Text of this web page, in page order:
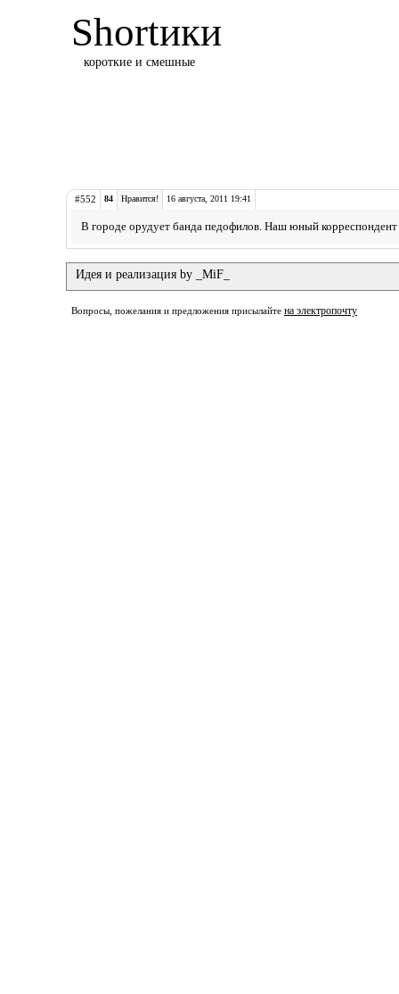
Shortики
короткие и смешные
#552 84 Нравится! 16 августа, 2011 19:41
В городе орудует банда педофилов. Наш юный
Идея и реализация by _MiF_
Вопросы, пожелания и предложения присылайте на электропочту